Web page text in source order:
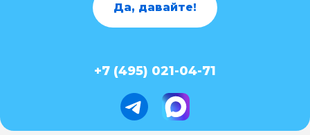
Да, давайте!
+7 (495) 021-04-71